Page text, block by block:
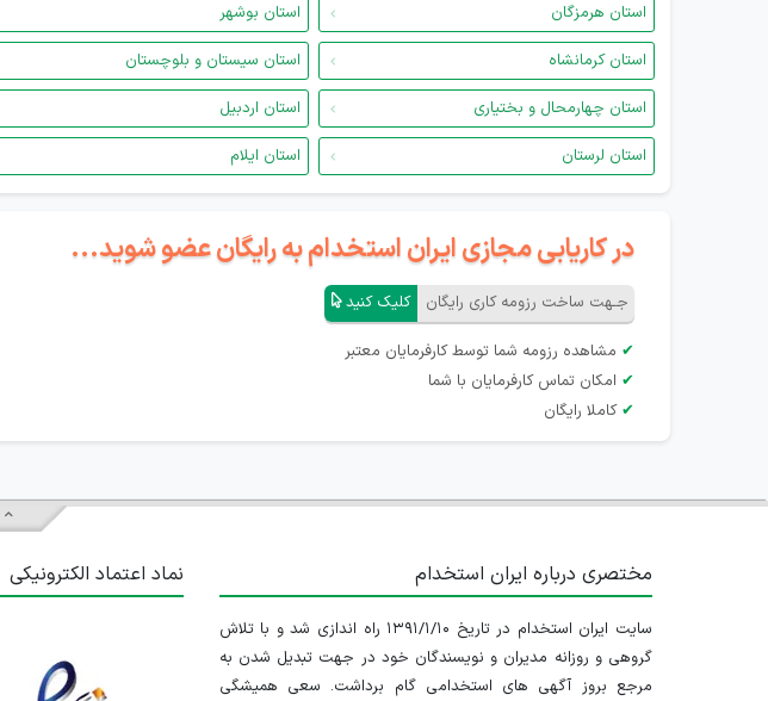
استان هرمزگان
استان بوشهر
استان کرمانشاه
استان سیستان و بلوچستان
استان چهارمحال و بختیاری
استان اردبیل
استان لرستان
استان ایلام
در کاریابی مجازی ایران استخدام به رایگان عضو شوید...
جـهت ساخت رزومه کاری رایگان کلیک کنید
✔ مشاهده رزومه شما توسط کارفرمایان معتبر
✔ امکان تماس کارفرمایان با شما
✔ کاملا رایگان
مختصری درباره ایران استخدام
سایت ایران استخدام در تاریخ ۱۳۹۱/۱/۱۰ راه اندازی شد و با تلاش
گروهی و روزانه مدیران و نویسندگان خود در جهت تبدیل شدن به
مرجع بروز آگهی های استخدامی گام برداشت. سعی همیشگی
نماد اعتماد الکترونیکی